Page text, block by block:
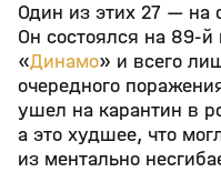
Один из этих 27 — на
Он состоялся на 89-й
«Динамо» и всего
очередного
ушел на карантин в
а это худшее, что
из ментально